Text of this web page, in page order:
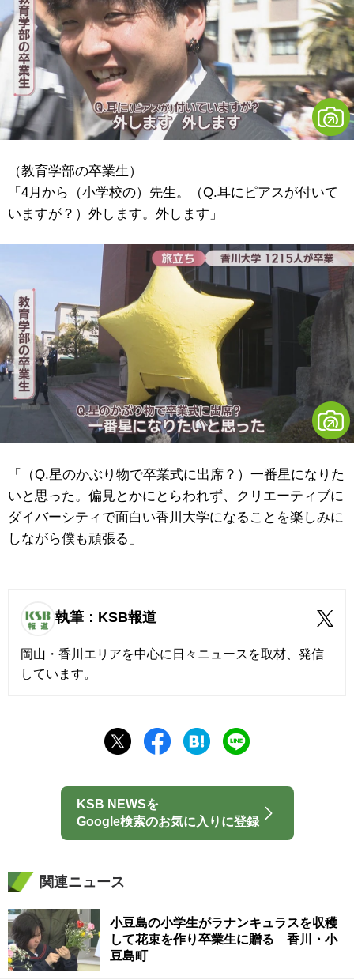
（教育学部の卒業生）
「4月から（小学校の）先生。（Q.耳にピアスが付いて
いますが？）外します。外します」
「（Q.星のかぶり物で卒業式に出席？）一番星になりた
いと思った。偏見とかにとらわれず、クリエーティブに
ダイバーシティで面白い香川大学になることを楽しみに
しながら僕も頑張る」
執筆：KSB報道
岡山・香川エリアを中心に日々ニュースを取材、発信
しています。
KSB NEWSを
Google検索のお気に入りに登録
関連ニュース
小豆島の小学生がラナンキュラスを収穫
して花束を作り卒業生に贈る 香川・小
豆島町